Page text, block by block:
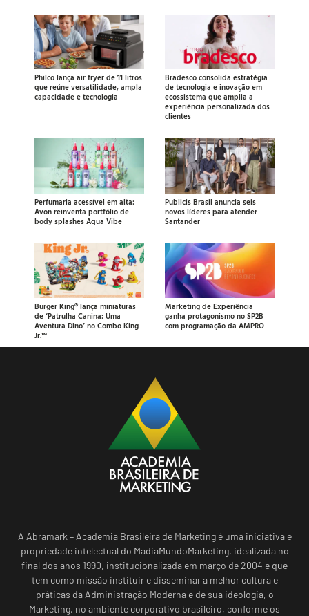
Philco lança air fryer de 11 litros
que reúne versatilidade, ampla
capacidade e tecnologia
Bradesco consolida estratégia
de tecnologia e inovação em
ecossistema que amplia a
experiência personalizada dos
clientes
Perfumaria acessível em alta:
Avon reinventa portfólio de
body splashes Aqua Vibe
Publicis Brasil anuncia seis
novos líderes para atender
Santander
Burger King® lança miniaturas
de ‘Patrulha Canina: Uma
Aventura Dino’ no Combo King
Jr.™
Marketing de Experiência
ganha protagonismo no SP2B
com programação da AMPRO
A Abramark – Academia Brasileira de Marketing é uma iniciativa e
propriedade intelectual do MadiaMundoMarketing, idealizada no
final dos anos 1990, institucionalizada em março de 2004 e que
tem como missão instituir e disseminar a melhor cultura e
práticas da Administração Moderna e de sua ideologia, o
Marketing, no ambiente corporativo brasileiro, conforme os